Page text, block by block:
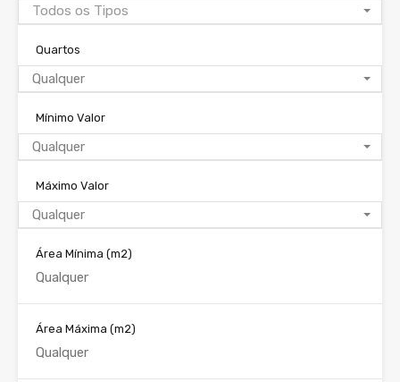
Todos os Tipos
Quartos
Qualquer
Mínimo Valor
Qualquer
Máximo Valor
Qualquer
Área Mínima (m2)
Área Máxima (m2)